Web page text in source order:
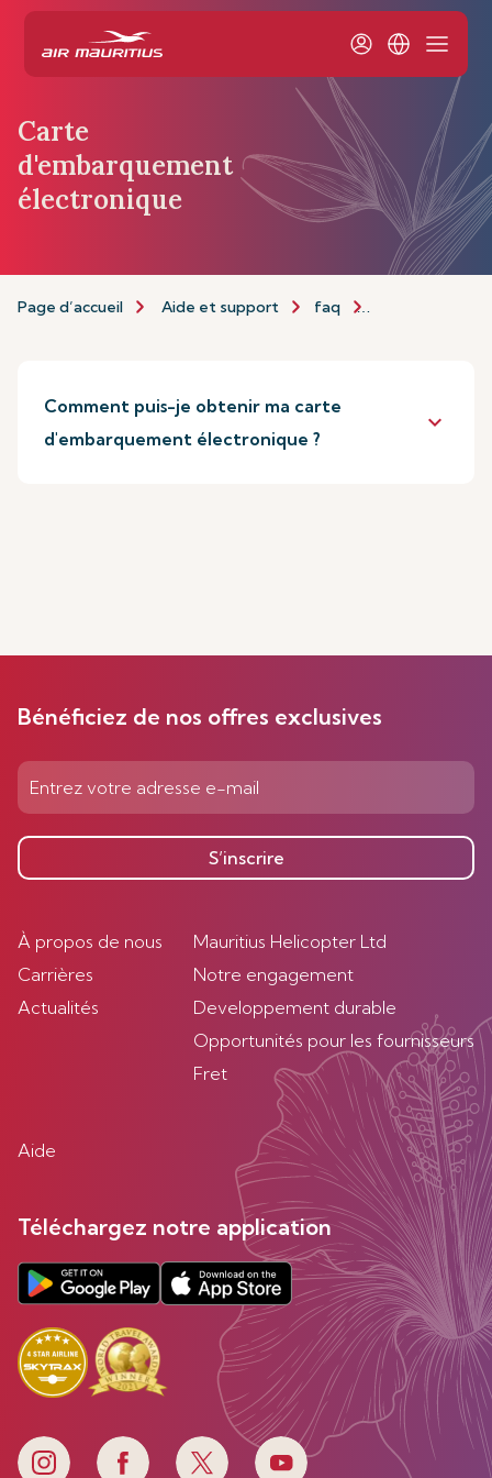
Carte
d'embarquement
électronique
Page d’accueil Aide et support faq
Comment puis-je obtenir ma carte
d'embarquement électronique ?
keyboard_arrow_down
Bénéficiez de nos offres exclusives
S’inscrire
À propos de nous
Carrières
Actualités
Mauritius Helicopter Ltd
Notre engagement
Developpement durable
Opportunités pour les fournisseurs
Fret
Aide
Téléchargez notre application